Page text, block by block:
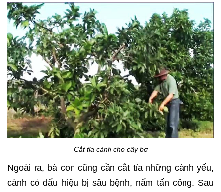
Cắt tỉa cành cho cây bơ
Ngoài ra, bà con cũng cần cắt tỉa những cành yếu,
cành có dấu hiệu bị sâu bệnh, nấm tấn công. Sau